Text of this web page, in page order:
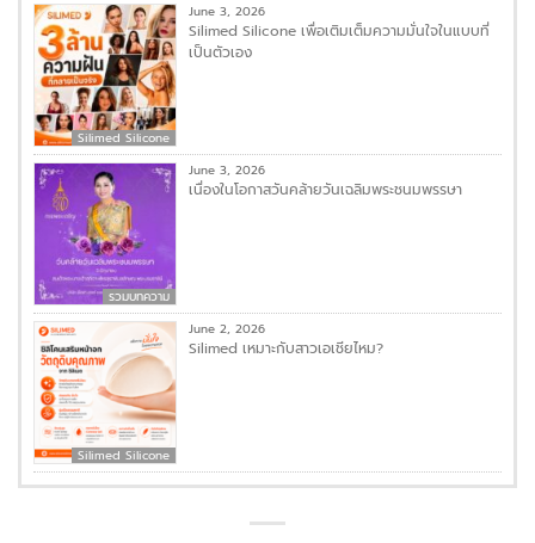
Silimed Silicone
June 3, 2026
Silimed Silicone เพื่อเติมเต็มความมั่นใจในแบบที่
เป็นตัวเอง
รวมบทความ
June 3, 2026
เนื่องในโอกาสวันคล้ายวันเฉลิมพระชนมพรรษา
Silimed Silicone
June 2, 2026
Silimed เหมาะกับสาวเอเชียไหม?